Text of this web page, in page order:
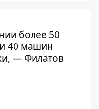
более 50
40 машин
— Филатов